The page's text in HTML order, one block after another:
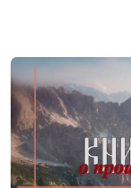
Бог сражается
(весна)
Как выбрать
отступить от
(осень)